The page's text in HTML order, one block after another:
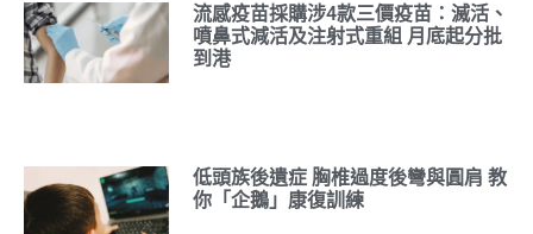
流感疫苗採購涉4款三價疫苗：滅活、
噴鼻式減活及注射式重組 月底起分批
到港
低頭族後遺症 胸椎過度後彎與圓肩 教
你「企鵝」康復訓練